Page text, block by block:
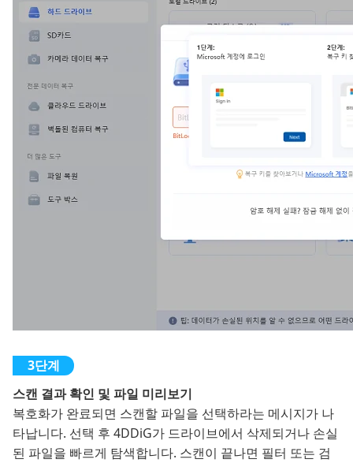
스캔 결과 확인 및 파일 미리보기
복호화가 완료되면 스캔할 파일을 선택하라는 메시지가 나
타납니다. 선택 후 4DDiG가 드라이브에서 삭제되거나 손실
된 파일을 빠르게 탐색합니다. 스캔이 끝나면 필터 또는 검